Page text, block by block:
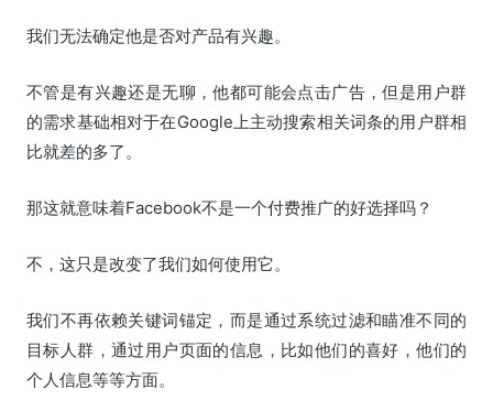
我们无法确定他是否对产品有兴趣。
不管是有兴趣还是无聊，他都可能会点击广告，但是用户群
的需求基础相对于在Google上主动搜索相关词条的用户群相
比就差的多了。
那这就意味着Facebook不是一个付费推广的好选择吗？
不，这只是改变了我们如何使用它。
我们不再依赖关键词锚定，而是通过系统过滤和瞄准不同的
目标人群，通过用户页面的信息，比如他们的喜好，他们的
个人信息等等方面。